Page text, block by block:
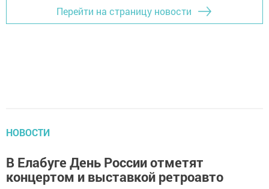
Перейти на страницу новости
НОВОСТИ
В Елабуге День России отметят
концертом и выставкой ретроавто